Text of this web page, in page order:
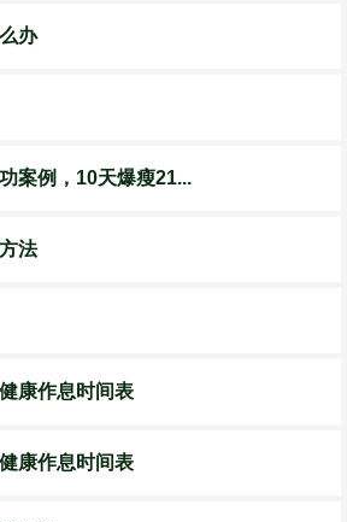
办
案例，10天爆瘦21...
法
康作息时间表
康作息时间表